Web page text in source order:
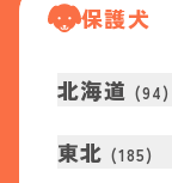
保護犬
北海道 (94)
東北 (185)